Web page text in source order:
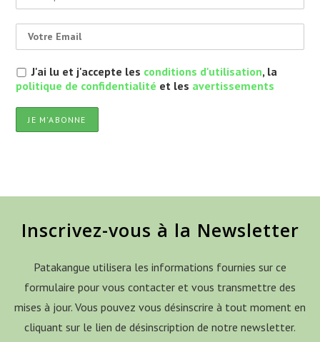
J'ai lu et j'accepte les conditions d'utilisation, la
politique de confidentialité et les avertissements
Inscrivez-vous à la Newsletter
Patakangue utilisera les informations fournies sur ce
formulaire pour vous contacter et vous transmettre des
mises à jour. Vous pouvez vous désinscrire à tout moment en
cliquant sur le lien de désinscription de notre newsletter.